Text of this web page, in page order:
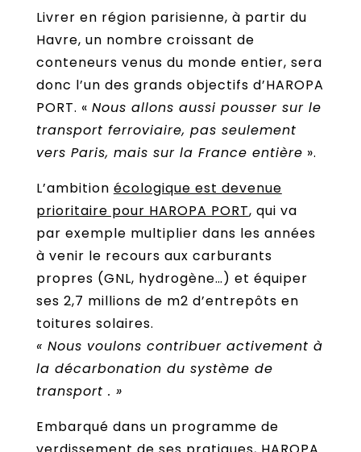
Livrer en région parisienne, à partir du
Havre, un nombre croissant de
conteneurs venus du monde entier, sera
donc l’un des grands objectifs d’HAROPA
PORT. « Nous allons aussi pousser sur le
transport ferroviaire, pas seulement
vers Paris, mais sur la France entière ».
L’ambition écologique est devenue
prioritaire pour HAROPA PORT, qui va
par exemple multiplier dans les années
à venir le recours aux carburants
propres (GNL, hydrogène…) et équiper
ses 2,7 millions de m2 d’entrepôts en
toitures solaires.
« Nous voulons contribuer activement à
la décarbonation du système de
transport . »
Embarqué dans un programme de